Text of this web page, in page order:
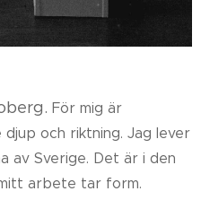
För mig är
och riktning. Jag lever
av Sverige. Det är i den
arbete tar form.